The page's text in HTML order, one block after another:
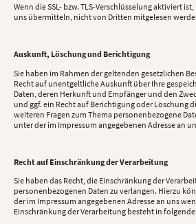
Wenn die SSL- bzw. TLS-Verschlüsselung aktiviert
uns übermitteln, nicht von Dritten mitgelesen
Auskunft, Löschung und Berichtigung
Sie haben im Rahmen der geltenden gesetzlichen
Recht auf unentgeltliche Auskunft über Ihre
Daten, deren Herkunft und Empfänger und den
und ggf. ein Recht auf Berichtigung oder Löschung
weiteren Fragen zum Thema personenbezogene
unter der im Impressum angegebenen Adresse an
Recht auf Einschränkung der Verarbeitung
Sie haben das Recht, die Einschränkung der
personenbezogenen Daten zu verlangen. Hierzu
der im Impressum angegebenen Adresse an uns
Einschränkung der Verarbeitung besteht in